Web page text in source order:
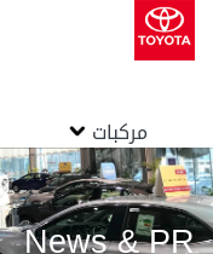
مركبات
News & PR